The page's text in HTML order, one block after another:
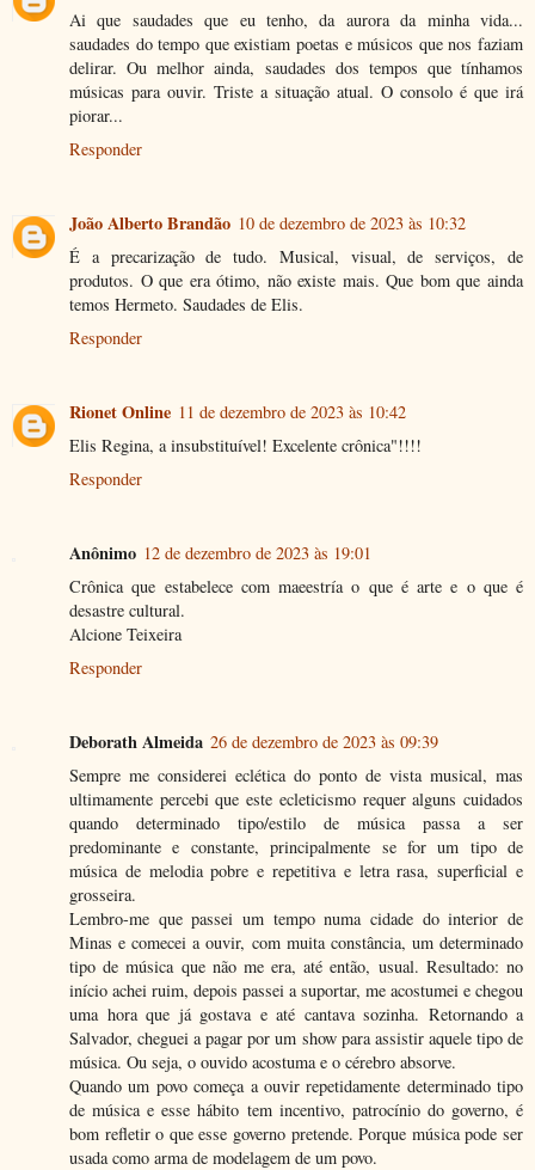
Ai que saudades que eu tenho, da aurora da minha vida...
saudades do tempo que existiam poetas e músicos que nos faziam
delirar. Ou melhor ainda, saudades dos tempos que tínhamos
músicas para ouvir. Triste a situação atual. O consolo é que irá
piorar...
Responder
João Alberto Brandão 10 de dezembro de 2023 às 10:32
É a precarização de tudo. Musical, visual, de serviços, de
produtos. O que era ótimo, não existe mais. Que bom que ainda
temos Hermeto. Saudades de Elis.
Responder
Rionet Online 11 de dezembro de 2023 às 10:42
Elis Regina, a insubstituível! Excelente crônica"!!!!
Responder
Anônimo 12 de dezembro de 2023 às 19:01
Crônica que estabelece com maeestría o que é arte e o que é
desastre cultural.
Alcione Teixeira
Responder
Deborath Almeida 26 de dezembro de 2023 às 09:39
Sempre me considerei eclética do ponto de vista musical, mas
ultimamente percebi que este ecleticismo requer alguns cuidados
quando determinado tipo/estilo de música passa a ser
predominante e constante, principalmente se for um tipo de
música de melodia pobre e repetitiva e letra rasa, superficial e
grosseira.
Lembro-me que passei um tempo numa cidade do interior de
Minas e comecei a ouvir, com muita constância, um determinado
tipo de música que não me era, até então, usual. Resultado: no
início achei ruim, depois passei a suportar, me acostumei e chegou
uma hora que já gostava e até cantava sozinha. Retornando a
Salvador, cheguei a pagar por um show para assistir aquele tipo de
música. Ou seja, o ouvido acostuma e o cérebro absorve.
Quando um povo começa a ouvir repetidamente determinado tipo
de música e esse hábito tem incentivo, patrocínio do governo, é
bom refletir o que esse governo pretende. Porque música pode ser
usada como arma de modelagem de um povo.